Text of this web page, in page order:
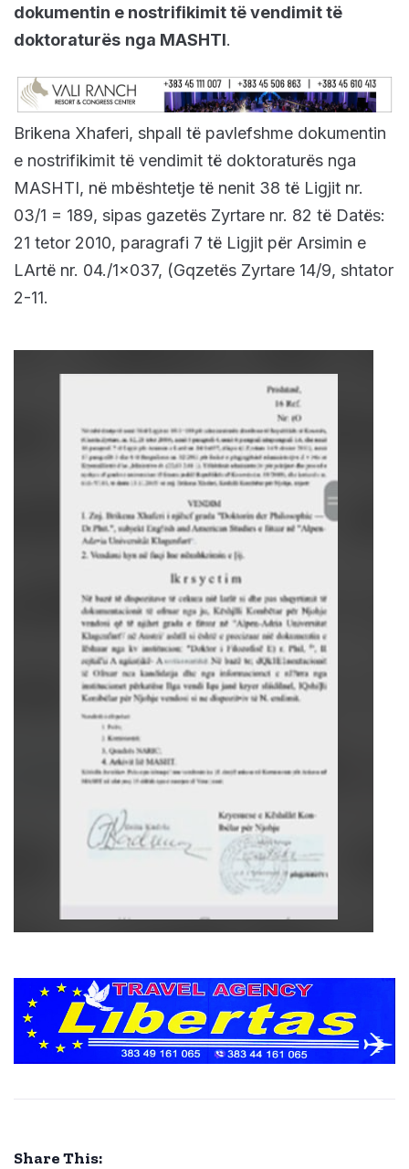
dokumentin e nostrifikimit të vendimit të
doktoraturës nga MASHTI.
Brikena Xhaferi, shpall të pavlefshme dokumentin
e nostrifikimit të vendimit të doktoraturës nga
MASHTI, në mbështetje të nenit 38 të Ligjit nr.
03/1 = 189, sipas gazetës Zyrtare nr. 82 të Datës:
21 tetor 2010, paragrafi 7 të Ligjit për Arsimin e
LArtë nr. 04./1×037, (Gqzetës Zyrtare 14/9, shtator
2-11.
Share This: